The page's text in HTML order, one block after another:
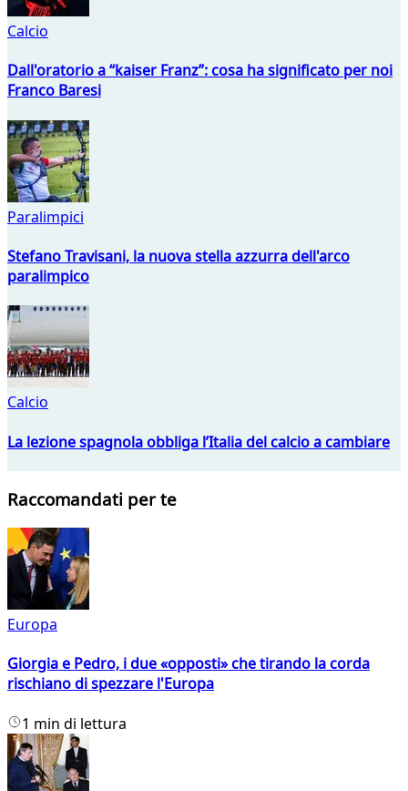
Calcio
Dall'oratorio a “kaiser Franz”: cosa ha significato per noi
Franco Baresi
Paralimpici
Stefano Travisani, la nuova stella azzurra dell'arco
paralimpico
Calcio
La lezione spagnola obbliga l’Italia del calcio a cambiare
Raccomandati per te
Europa
Giorgia e Pedro, i due «opposti» che tirando la corda
rischiano di spezzare l'Europa
1 min di lettura